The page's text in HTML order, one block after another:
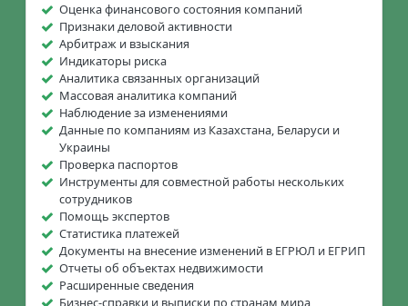
Оценка финансового состояния компаний
Признаки деловой активности
Арбитраж и взыскания
Индикаторы риска
Аналитика связанных организаций
Массовая аналитика компаний
Наблюдение за изменениями
Данные по компаниям из Казахстана, Беларуси и
Украины
Проверка паспортов
Инструменты для совместной работы нескольких
сотрудников
Помощь экспертов
Статистика платежей
Документы на внесение изменений в ЕГРЮЛ и ЕГРИП
Отчеты об объектах недвижимости
Расширенные сведения
Бизнес-справки и выписки по странам мира